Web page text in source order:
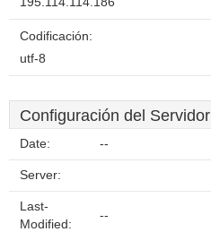
Codificación:
utf-8
Configuración del Servidor
Date: --
Server:
Last-
Modified:
--